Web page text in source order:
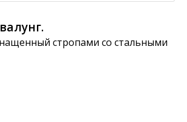
стропами со стальными